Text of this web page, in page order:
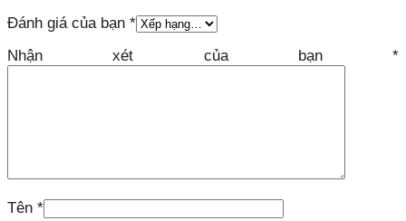
Đánh giá của bạn *
Nhận xét của bạn *
Tên *